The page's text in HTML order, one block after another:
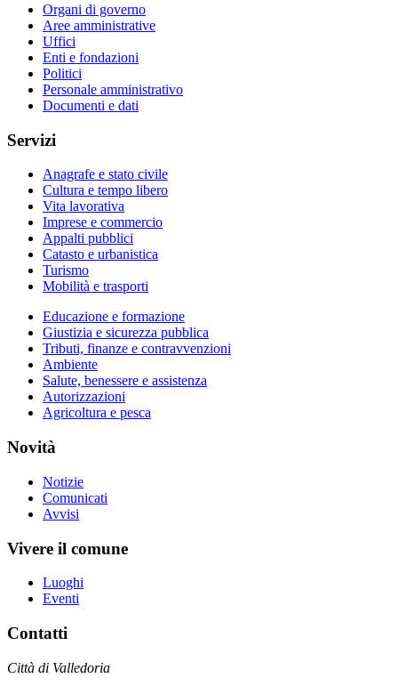
Organi di governo
Aree amministrative
Uffici
Enti e fondazioni
Politici
Personale amministrativo
Documenti e dati
Servizi
Anagrafe e stato civile
Cultura e tempo libero
Vita lavorativa
Imprese e commercio
Appalti pubblici
Catasto e urbanistica
Turismo
Mobilità e trasporti
Educazione e formazione
Giustizia e sicurezza pubblica
Tributi, finanze e contravvenzioni
Ambiente
Salute, benessere e assistenza
Autorizzazioni
Agricoltura e pesca
Novità
Notizie
Comunicati
Avvisi
Vivere il comune
Luoghi
Eventi
Contatti
Città di Valledoria